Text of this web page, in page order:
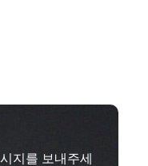
지를 보내주세